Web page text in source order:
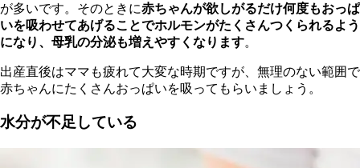
が多いです。そのときに赤ちゃんが欲しがるだけ何度もおっぱ
いを吸わせてあげることでホルモンがたくさんつくられるよう
になり、母乳の分泌も増えやすくなります。
出産直後はママも疲れて大変な時期ですが、無理のない範囲で
赤ちゃんにたくさんおっぱいを吸ってもらいましょう。
水分が不足している